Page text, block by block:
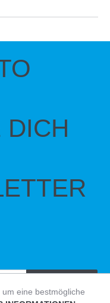
DICH
eine bestmögliche